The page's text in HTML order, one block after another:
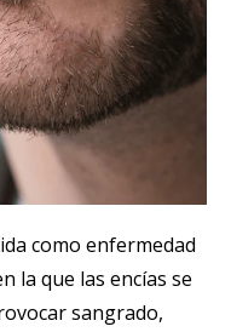
como enfermedad
la que las encías se
sangrado,